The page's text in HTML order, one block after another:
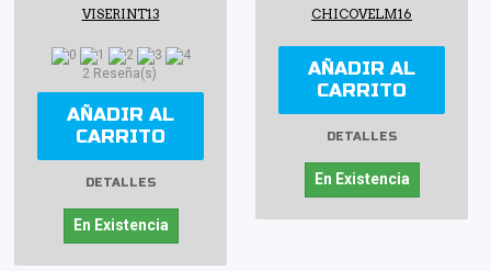
VISERINT13
2 Reseña(s)
AÑADIR AL
CARRITO
DETALLES
En Existencia
CHICOVELM16
AÑADIR AL
CARRITO
DETALLES
En Existencia